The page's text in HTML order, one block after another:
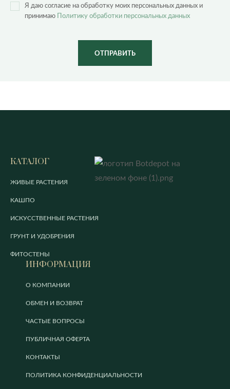
Я даю согласие на обработку моих персональных данных и
принимаю
Политику обработки персональных данных
ОТПРАВИТЬ
КАТАЛОГ
ЖИВЫЕ РАСТЕНИЯ
КАШПО
ИСКУССТВЕННЫЕ РАСТЕНИЯ
ГРУНТ И УДОБРЕНИЯ
ФИТОСТЕНЫ
ИНФОРМАЦИЯ
О КОМПАНИИ
ОБМЕН И ВОЗВРАТ
ЧАСТЫЕ ВОПРОСЫ
ПУБЛИЧНАЯ ОФЕРТА
КОНТАКТЫ
ПОЛИТИКА КОНФИДЕНЦИАЛЬНОСТИ